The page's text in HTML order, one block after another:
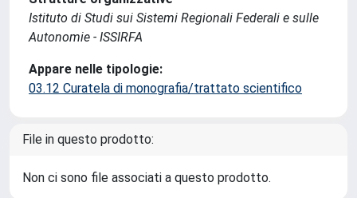
Istituto di Studi sui Sistemi Regionali Federali e sulle
Autonomie - ISSIRFA
Appare nelle tipologie:
03.12 Curatela di monografia/trattato scientifico
File in questo prodotto:
Non ci sono file associati a questo prodotto.